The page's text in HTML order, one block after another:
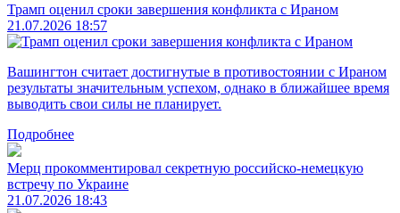
Трамп оценил сроки завершения конфликта с Ираном
21.07.2026 18:57
Вашингтон считает достигнутые в противостоянии с Ираном
результаты значительным успехом, однако в ближайшее время
выводить свои силы не планирует.
Подробнее
Мерц прокомментировал секретную российско-немецкую
встречу по Украине
21.07.2026 18:43